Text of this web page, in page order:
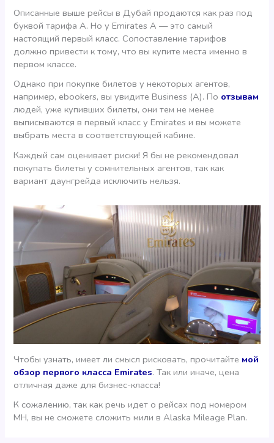
Описанные выше рейсы в Дубай продаются как раз под
буквой тарифа А. Но у Emirates А — это самый
настоящий первый класс. Сопоставление тарифов
должно привести к тому, что вы купите места именно в
первом классе.
Однако при покупке билетов у некоторых агентов,
например, ebookers, вы увидите Business (A). По отзывам
людей, уже купивших билеты, они тем не менее
выписываются в первый класс у Emirates и вы можете
выбрать места в соответствующей кабине.
Каждый сам оценивает риски! Я бы не рекомендовал
покупать билеты у сомнительных агентов, так как
вариант даунгрейда исключить нельзя.
Чтобы узнать, имеет ли смысл рисковать, прочитайте мой
обзор первого класса Emirates. Так или иначе, цена
отличная даже для бизнес-класса!
К сожалению, так как речь идет о рейсах под номером
MH, вы не сможете сложить мили в Alaska Mileage Plan.